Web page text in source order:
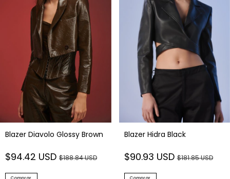
Blazer Diavolo Glossy Brown
$94.42 USD $188.84 USD
Blazer Hidra Black
$90.93 USD$181.85 USD